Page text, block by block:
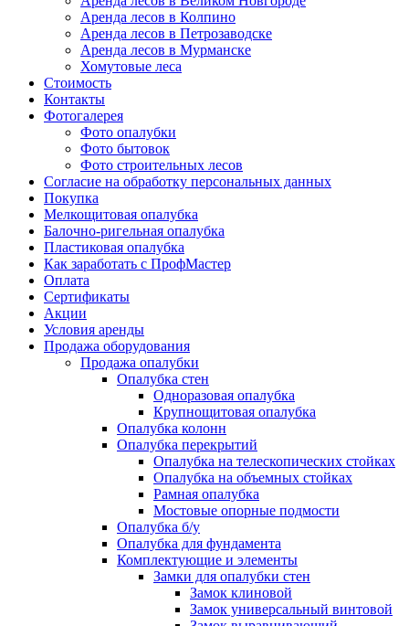
Аренда лесов в Колпино
Аренда лесов в Петрозаводске
Аренда лесов в Мурманске
Хомутовые леса
Стоимость
Контакты
Фотогалерея
Фото опалубки
Фото бытовок
Фото строительных лесов
Согласие на обработку персональных данных
Покупка
Мелкощитовая опалубка
Балочно-ригельная опалубка
Пластиковая опалубка
Как заработать с ПрофМастер
Оплата
Сертификаты
Акции
Условия аренды
Продажа оборудования
Продажа опалубки
Опалубка стен
Одноразовая опалубка
Крупнощитовая опалубка
Опалубка колонн
Опалубка перекрытий
Опалубка на телескопических стойках
Опалубка на объемных стойках
Рамная опалубка
Мостовые опорные подмости
Опалубка б/у
Опалубка для фундамента
Комплектующие и элементы
Замки для опалубки стен
Замок клиновой
Замок универсальный винтовой